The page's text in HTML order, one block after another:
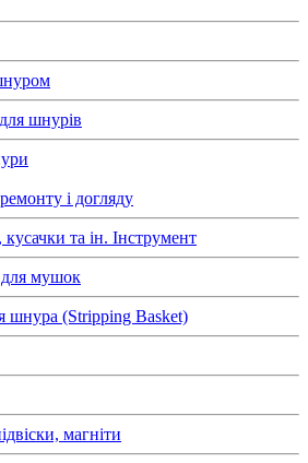
шнурів
і догляду
та ін. Інструмент
мушок
шнура (Stripping Basket)
магніти